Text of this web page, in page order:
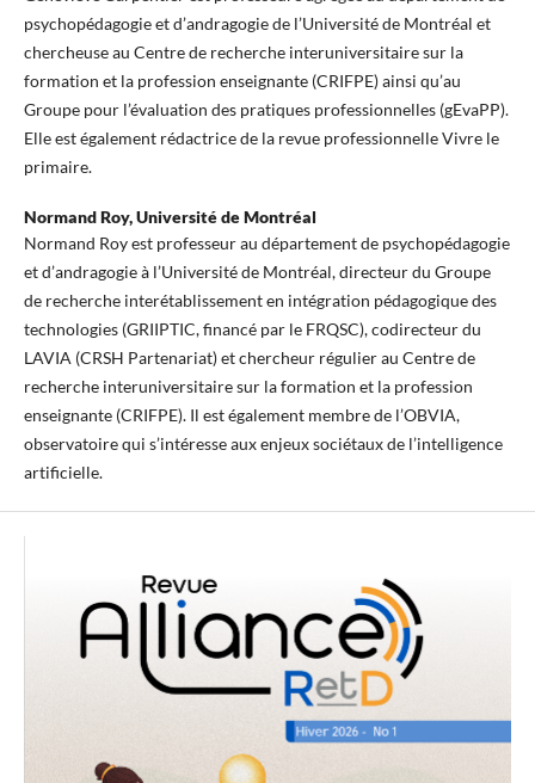
psychopédagogie et d’andragogie de l’Université de Montréal et
chercheuse au Centre de recherche interuniversitaire sur la
formation et la profession enseignante (CRIFPE) ainsi qu’au
Groupe pour l’évaluation des pratiques professionnelles (gEvaPP).
Elle est également rédactrice de la revue professionnelle Vivre le
primaire.
Normand Roy,Université de Montréal
Normand Roy est professeur au département de psychopédagogie
et d’andragogie à l’Université de Montréal, directeur du Groupe
de recherche interétablissement en intégration pédagogique des
technologies (GRIIPTIC, financé par le FRQSC), codirecteur du
LAVIA (CRSH Partenariat) et chercheur régulier au Centre de
recherche interuniversitaire sur la formation et la profession
enseignante (CRIFPE). Il est également membre de l’OBVIA,
observatoire qui s’intéresse aux enjeux sociétaux de l’intelligence
artificielle.